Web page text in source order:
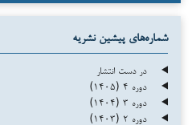
شماره‌های پیشین نشریه
در دست انتشار
دوره ۴ (۱۴۰۵)
دوره ۳ (۱۴۰۴)
دوره ۲ (۱۴۰۳)